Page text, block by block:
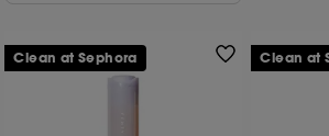
Clean at Sephora Clean at